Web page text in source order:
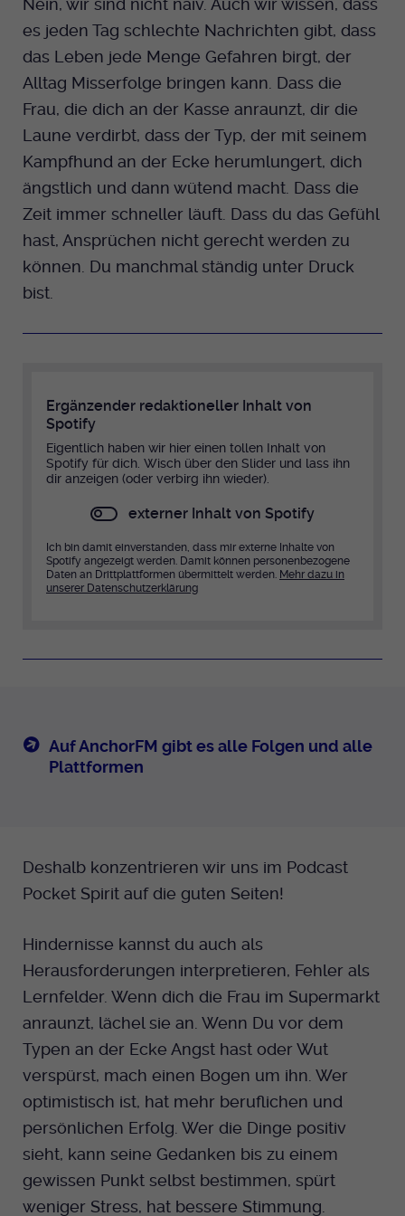
Nein, wir sind nicht naiv. Auch wir wissen, dass
es jeden Tag schlechte Nachrichten gibt, dass
das Leben jede Menge Gefahren birgt, der
Alltag Misserfolge bringen kann. Dass die
Frau, die dich an der Kasse anraunzt, dir die
Laune verdirbt, dass der Typ, der mit seinem
Kampfhund an der Ecke herumlungert, dich
ängstlich und dann wütend macht. Dass die
Zeit immer schneller läuft. Dass du das Gefühl
hast, Ansprüchen nicht gerecht werden zu
können. Du manchmal ständig unter Druck
bist.
Ergänzender redaktioneller Inhalt von
Spotify
Eigentlich haben wir hier einen tollen Inhalt von
Spotify für dich. Wisch über den Slider und lass ihn
dir anzeigen (oder verbirg ihn wieder).
externer Inhalt von Spotify
Ich bin damit einverstanden, dass mir externe Inhalte von
Spotify angezeigt werden. Damit können personenbezogene
Daten an Drittplattformen übermittelt werden. Mehr dazu in
unserer Datenschutzerklärung
Auf AnchorFM gibt es alle Folgen und alle
Plattformen
Deshalb konzentrieren wir uns im Podcast
Pocket Spirit auf die guten Seiten!
Hindernisse kannst du auch als
Herausforderungen interpretieren, Fehler als
Lernfelder. Wenn dich die Frau im Supermarkt
anraunzt, lächel sie an. Wenn Du vor dem
Typen an der Ecke Angst hast oder Wut
verspürst, mach einen Bogen um ihn. Wer
optimistisch ist, hat mehr beruflichen und
persönlichen Erfolg. Wer die Dinge positiv
sieht, kann seine Gedanken bis zu einem
gewissen Punkt selbst bestimmen, spürt
weniger Stress, hat bessere Stimmung.
Zweck
Dieser Cookie wird genutzt um
festzustellen ob ein Benutzer im TYPO3
Backend eingelogged ist und die Seite
Name fe_typo_user
Anbieter
Laufzeit Ende der Sitzung
Zweck
festzustellen ob ein Benutzer im TYPO3
Anbieter
Laufzeit Ende der Sitzung
wenn die PHP session() Methode benutzt
Webseite.
Bei Ausahl nur essentieller Cookies wird
dieser Cookie am Ende der Sitzung
Zweck
Dient zur Speicherung der Cookie Opt-In
nach dem Namen gibt lediglich eine
Versionsnummer an.
Name _pk_id.424
Anbieter Medienhaus der EKHN GmbH
Laufzeit 13 Monate
Zweck Einzigartige Besucher ID.
Name _pk_ses.424
Anbieter Medienhaus der EKHN GmbH
Laufzeit
Name
Anbieter Medienhaus der EKHN GmbH
1 Jahr
Zweck
Speicherung der Cookie Constent
Einstellungen
Cookie-Informationen anzeigen
Marketing
Reichweiten Analyse
Anbieter Facebook Ireland Limited
Zweck Anzeigen / Ads
Cookie-Informationen anzeigen
Youtube
Facebook
Spotify
TikTok